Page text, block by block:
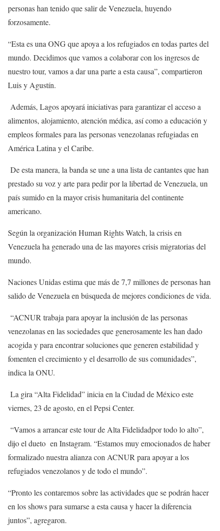
personas han tenido que salir de Venezuela, huyendo
forzosamente.
“Esta es una ONG que apoya a los refugiados en todas partes del
mundo. Decidimos que vamos a colaborar con los ingresos de
nuestro tour, vamos a dar una parte a esta causa”, compartieron
Luis y Agustín.
Además, Lagos apoyará iniciativas para garantizar el acceso a
alimentos, alojamiento, atención médica, así como a educación y
empleos formales para las personas venezolanas refugiadas en
América Latina y el Caribe.
De esta manera, la banda se une a una lista de cantantes que han
prestado su voz y arte para pedir por la libertad de Venezuela, un
país sumido en la mayor crisis humanitaria del continente
americano.
Según la organización Human Rights Watch, la crisis en
Venezuela ha generado una de las mayores crisis migratorias del
mundo.
Naciones Unidas estima que más de 7,7 millones de personas han
salido de Venezuela en búsqueda de mejores condiciones de vida.
“ACNUR trabaja para apoyar la inclusión de las personas
venezolanas en las sociedades que generosamente les han dado
acogida y para encontrar soluciones que generen estabilidad y
fomenten el crecimiento y el desarrollo de sus comunidades”,
indica la ONU.
La gira “Alta Fidelidad” inicia en la Ciudad de México este
viernes, 23 de agosto, en el Pepsi Center.
“Vamos a arrancar este tour de Alta Fidelidadpor todo lo alto”,
dijo el dueto en Instagram. “Estamos muy emocionados de haber
formalizado nuestra alianza con ACNUR para apoyar a los
refugiados venezolanos y de todo el mundo”.
“Pronto les contaremos sobre las actividades que se podrán hacer
en los shows para sumarse a esta causa y hacer la diferencia
juntos”, agregaron.